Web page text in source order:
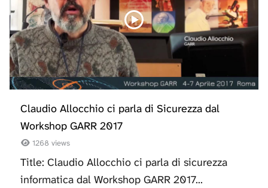
Claudio Allocchio ci parla di Sicurezza dal
Workshop GARR 2017
1268 views
Title: Claudio Allocchio ci parla di sicurezza
informatica dal Workshop GARR 2017...